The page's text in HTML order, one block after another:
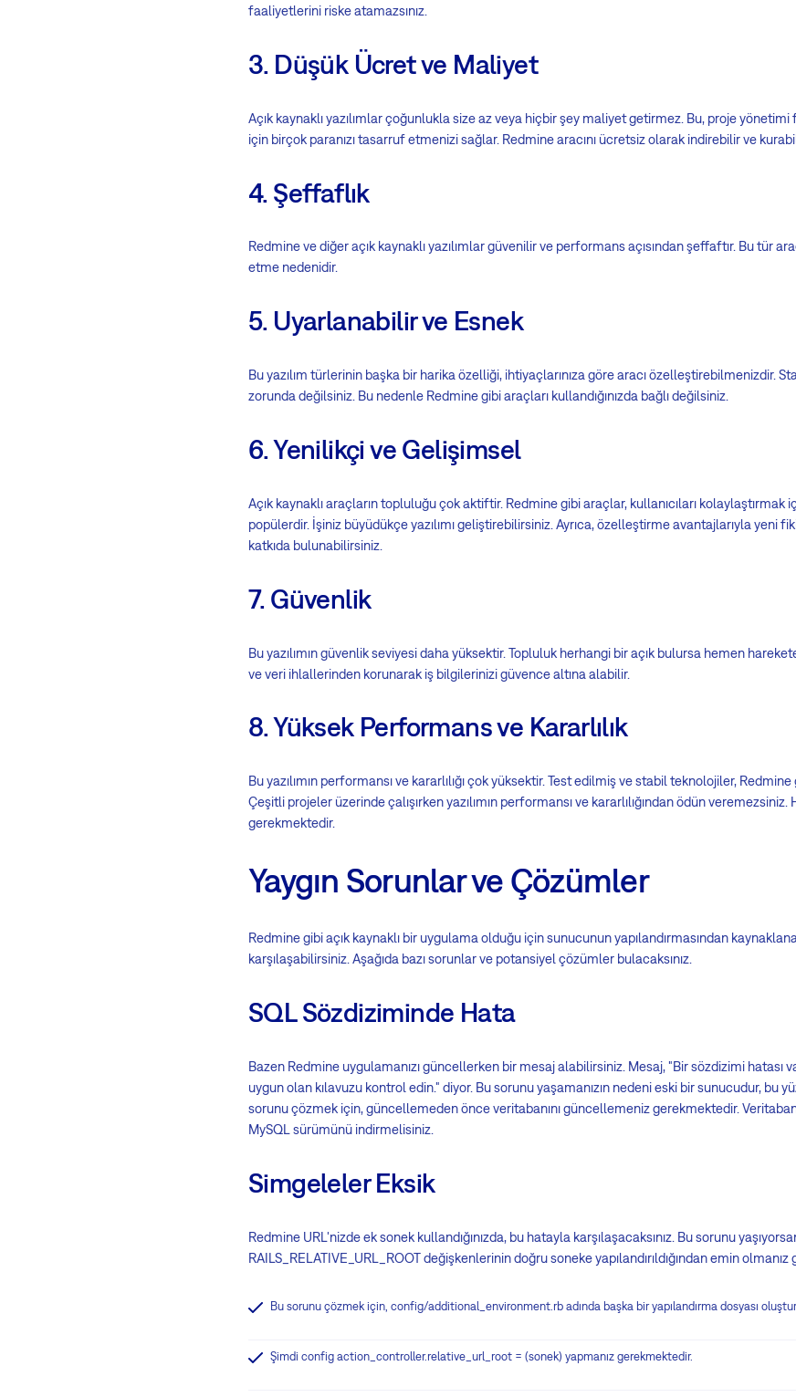
faaliyetlerini riske atamazsınız.
3. Düşük Ücret ve Maliyet
Açık kaynaklı yazılımlar çoğunlukla size az veya hiçbir şey maliyet getirmez. Bu, proje
için birçok paranızı tasarruf etmenizi sağlar. Redmine aracını ücretsiz olarak indirebilir ve
4. Şeffaflık
Redmine ve diğer açık kaynaklı yazılımlar güvenilir ve performans açısından şeffaftır. Bu tür
etme nedenidir.
5. Uyarlanabilir ve Esnek
Bu yazılım türlerinin başka bir harika özelliği, ihtiyaçlarınıza göre aracı özelleştirebilmenizdir.
zorunda değilsiniz. Bu nedenle Redmine gibi araçları kullandığınızda bağlı değilsiniz.
6. Yenilikçi ve Gelişimsel
Açık kaynaklı araçların topluluğu çok aktiftir. Redmine gibi araçlar, kullanıcıları kolaylaştırmak
popülerdir. İşiniz büyüdükçe yazılımı geliştirebilirsiniz. Ayrıca, özelleştirme avantajlarıyla yeni
katkıda bulunabilirsiniz.
7. Güvenlik
Bu yazılımın güvenlik seviyesi daha yüksektir. Topluluk herhangi bir açık bulursa hemen
ve veri ihlallerinden korunarak iş bilgilerinizi güvence altına alabilir.
8. Yüksek Performans ve Kararlılık
Bu yazılımın performansı ve kararlılığı çok yüksektir. Test edilmiş ve stabil teknolojiler, Redmine
Çeşitli projeler üzerinde çalışırken yazılımın performansı ve kararlılığından ödün
gerekmektedir.
Yaygın Sorunlar ve Çözümler
Redmine gibi açık kaynaklı bir uygulama olduğu için sunucunun yapılandırmasından
karşılaşabilirsiniz. Aşağıda bazı sorunlar ve potansiyel çözümler bulacaksınız.
SQL Sözdiziminde Hata
Bazen Redmine uygulamanızı güncellerken bir mesaj alabilirsiniz. Mesaj, "Bir sözdizimi hatası
uygun olan kılavuzu kontrol edin." diyor. Bu sorunu yaşamanızın nedeni eski bir sunucudur, bu
sorunu çözmek için, güncellemeden önce veritabanını güncellemeniz gerekmektedir.
MySQL sürümünü indirmelisiniz.
Simgeleler Eksik
Redmine URL'nizde ek sonek kullandığınızda, bu hatayla karşılaşacaksınız. Bu sorunu
RAILS_RELATIVE_URL_ROOT değişkenlerinin doğru soneke yapılandırıldığından emin
Bu sorunu çözmek için, config/additional_environment.rb adında başka bir yapılandırma dosyası
Şimdi config action_controller.relative_url_root = (sonek) yapmanız gerekmektedir.